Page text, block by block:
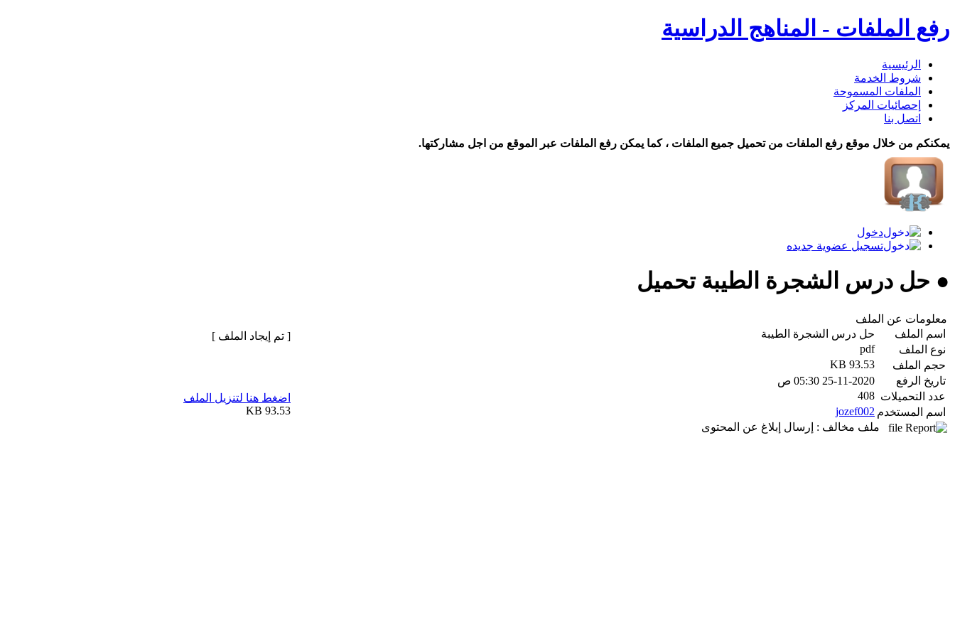
رفع الملفات - المناهج الدراسية
الرئيسية
شروط الخدمة
الملفات المسموحة
إحصائيات المركز
اتصل بنا
يمكنكم من خلال موقع رفع الملفات من تحميل جميع الملفات ، كما يمكن رفع الملفات عبر الموقع من اجل مشاركتها.
دخول
تسجيل عضوية جديده
● حل درس الشجرة الطيبة تحميل
معلومات عن الملف
اسم الملف
حل درس الشجرة الطيبة
نوع الملف
pdf
حجم الملف
93.53 KB
تاريخ الرفع
25-11-2020 05:30 ص
عدد التحميلات 408
اسم المستخدم jozef002
ملف مخالف : إرسال إبلاغ عن المحتوى
[ تم إيجاد الملف ]
اضغط هنا لتنزيل الملف
93.53 KB